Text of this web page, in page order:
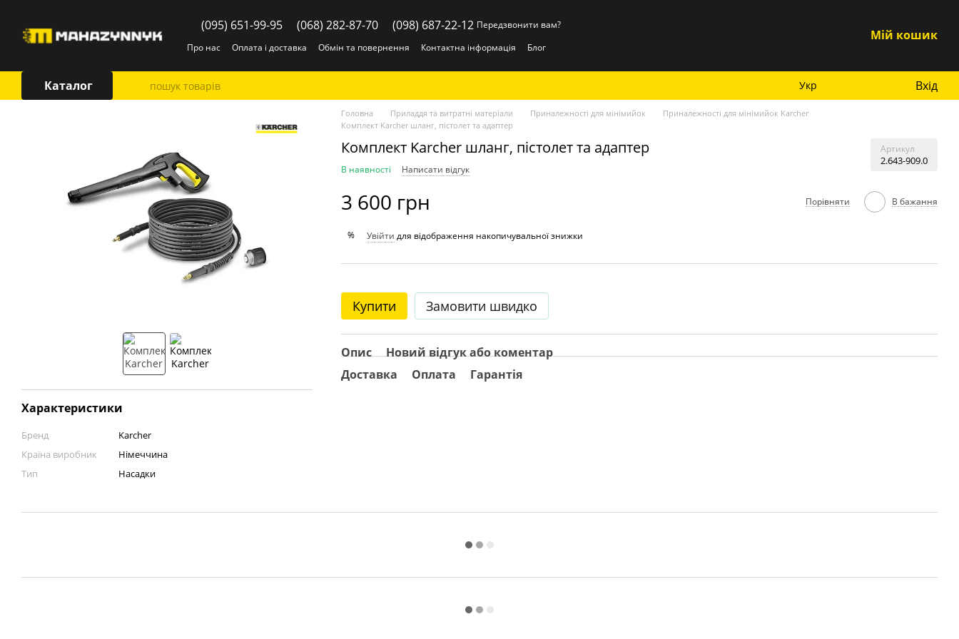
(095) 651-99-95 (068) 282-87-70 (098) 687-22-12 Передзвонити вам?
Про нас
Оплата і доставка Обмін та повернення Контактна інформація Блог
Мій кошик
Каталог Укр Вхід
Характеристики
Бренд
Karcher
Країна виробник
Німеччина
Тип
Насадки
Головна Приладдя та витратні матеріали Приналежності для мінімийок
Приналежності для мінімийок Karcher
Комплект Karcher шланг, пістолет та адаптер
Комплект Karcher шланг, пістолет та адаптер Артикул
2.643-909.0
В наявності Написати відгук
3 600 грн Порівняти В бажання
% Увійти для відображення накопичувальної знижки
Купити Замовити швидко
Опис
Новий відгук або коментар
Доставка
Оплата Гарантія